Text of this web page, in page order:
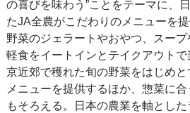
の喜びを味わう”ことをテーマに、
たJA全農がこだわりのメニューを
野菜のジェラートやおやつ、スー
軽食をイートインとテイクアウト
京近郊で穫れた旬の野菜をはじめ
メニューを提供するほか、惣菜に
もそろえる。日本の農業を軸とし